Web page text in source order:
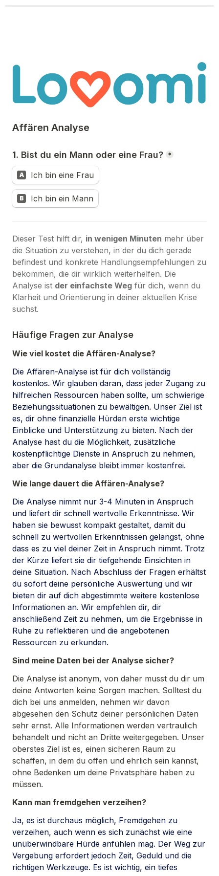
Affären Analyse
1. Bist du ein Mann oder eine Frau? *
A Ich bin eine Frau
B Ich bin ein Mann
Dieser Test hilft dir, in wenigen Minuten mehr über
die Situation zu verstehen, in der du dich gerade
befindest und konkrete Handlungsempfehlungen zu
bekommen, die dir wirklich weiterhelfen. Die
Analyse ist der einfachste Weg für dich, wenn du
Klarheit und Orientierung in deiner aktuellen Krise
suchst.
Häufige Fragen zur Analyse
Wie viel kostet die Affären-Analyse?
Die Affären-Analyse ist für dich vollständig
kostenlos. Wir glauben daran, dass jeder Zugang zu
hilfreichen Ressourcen haben sollte, um schwierige
Beziehungssituationen zu bewältigen. Unser Ziel ist
es, dir ohne finanzielle Hürden erste wichtige
Einblicke und Unterstützung zu bieten. Nach der
Analyse hast du die Möglichkeit, zusätzliche
kostenpflichtige Dienste in Anspruch zu nehmen,
aber die Grundanalyse bleibt immer kostenfrei.
Wie lange dauert die Affären-Analyse?
Die Analyse nimmt nur 3-4 Minuten in Anspruch
und liefert dir schnell wertvolle Erkenntnisse. Wir
haben sie bewusst kompakt gestaltet, damit du
schnell zu wertvollen Erkenntnissen gelangst, ohne
dass es zu viel deiner Zeit in Anspruch nimmt. Trotz
der Kürze liefert sie dir tiefgehende Einsichten in
deine Situation. Nach Abschluss der Fragen erhältst
du sofort deine persönliche Auswertung und wir
bieten dir auf dich abgestimmte weitere kostenlose
Informationen an. Wir empfehlen dir, dir
anschließend Zeit zu nehmen, um die Ergebnisse in
Ruhe zu reflektieren und die angebotenen
Ressourcen zu erkunden.
Sind meine Daten bei der Analyse sicher?
Die Analyse ist anonym, von daher musst du dir um
deine Antworten keine Sorgen machen. Solltest du
dich bei uns anmelden, nehmen wir davon
abgesehen den Schutz deiner persönlichen Daten
sehr ernst. Alle Informationen werden vertraulich
behandelt und nicht an Dritte weitergegeben. Unser
oberstes Ziel ist es, einen sicheren Raum zu
schaffen, in dem du offen und ehrlich sein kannst,
ohne Bedenken um deine Privatsphäre haben zu
müssen.
Kann man fremdgehen verzeihen?
Ja, es ist durchaus möglich, Fremdgehen zu
verzeihen, auch wenn es sich zunächst wie eine
unüberwindbare Hürde anfühlen mag. Der Weg zur
Vergebung erfordert jedoch Zeit, Geduld und die
richtigen Werkzeuge. Es ist wichtig, ein tiefes